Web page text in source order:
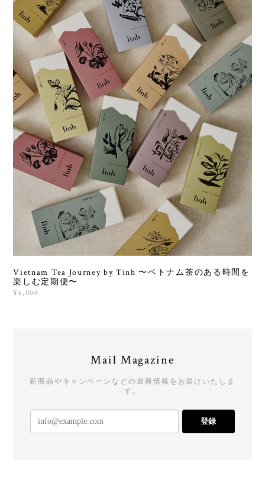
Vietnam Tea Journey by Tinh 〜ベトナム茶のある時間を
楽しむ定期便〜
¥6,000
Mail Magazine
新商品やキャンペーンなどの最新情報をお届けいたしま
す。
登録